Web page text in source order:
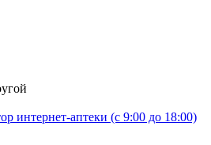
интернет-аптеки (с 9:00 до 18:00)